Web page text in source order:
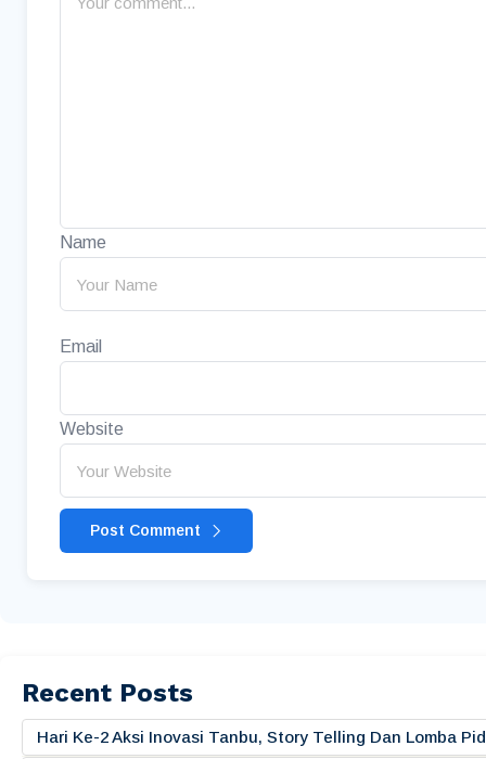
Name
Email
Website
Post Comment
Recent Posts
Hari Ke-2 Aksi Inovasi Tanbu, Story Telling Dan Lomba